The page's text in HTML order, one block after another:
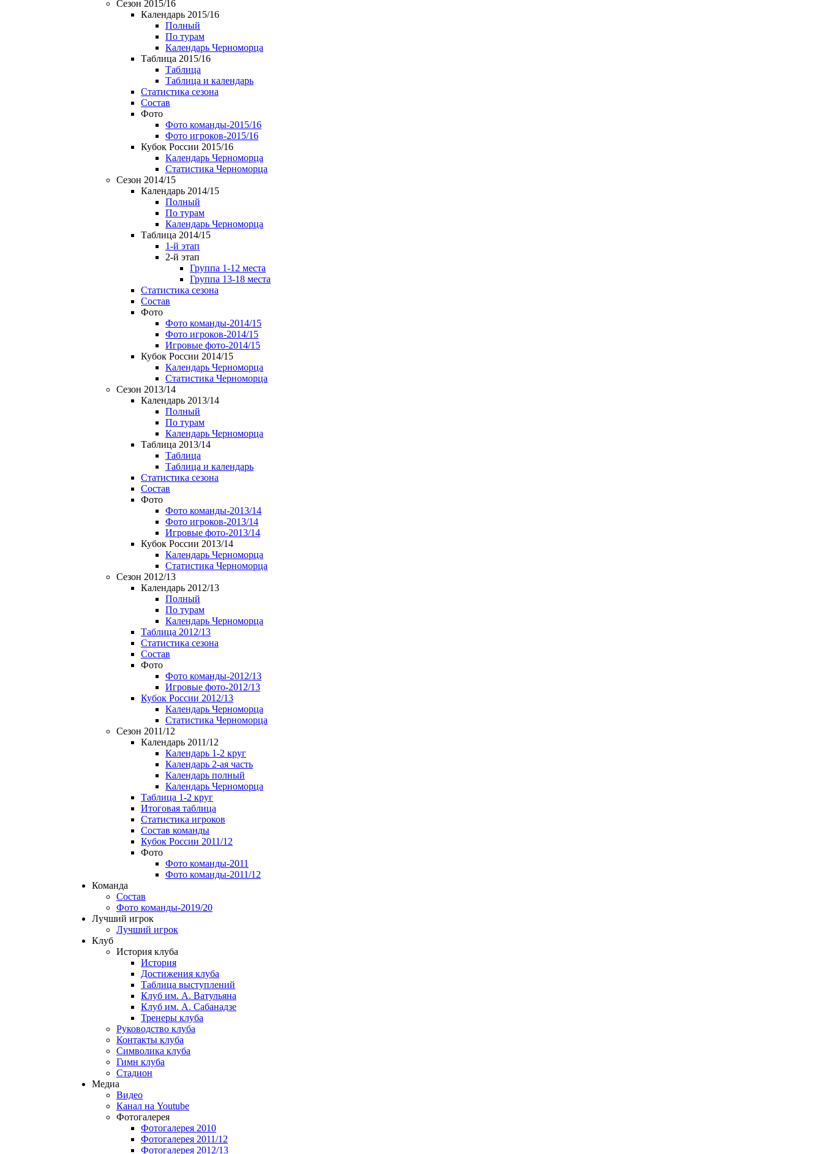
Сезон 2015/16
Календарь 2015/16
Полный
По турам
Календарь Черноморца
Таблица 2015/16
Таблица
Таблица и календарь
Статистика сезона
Состав
Фото
Фото команды-2015/16
Фото игроков-2015/16
Кубок России 2015/16
Календарь Черноморца
Статистика Черноморца
Сезон 2014/15
Календарь 2014/15
Полный
По турам
Календарь Черноморца
Таблица 2014/15
1-й этап
2-й этап
Группа 1-12 места
Группа 13-18 места
Статистика сезона
Состав
Фото
Фото команды-2014/15
Фото игроков-2014/15
Игровые фото-2014/15
Кубок России 2014/15
Календарь Черноморца
Статистика Черноморца
Сезон 2013/14
Календарь 2013/14
Полный
По турам
Календарь Черноморца
Таблица 2013/14
Таблица
Таблица и календарь
Статистика сезона
Состав
Фото
Фото команды-2013/14
Фото игроков-2013/14
Игровые фото-2013/14
Кубок России 2013/14
Календарь Черноморца
Статистика Черноморца
Сезон 2012/13
Календарь 2012/13
Полный
По турам
Календарь Черноморца
Таблица 2012/13
Статистика сезона
Состав
Фото
Фото команды-2012/13
Игровые фото-2012/13
Кубок России 2012/13
Календарь Черноморца
Статистика Черноморца
Сезон 2011/12
Календарь 2011/12
Календарь 1-2 круг
Календарь 2-ая часть
Календарь полный
Календарь Черноморца
Таблица 1-2 круг
Итоговая таблица
Статистика игроков
Состав команды
Кубок России 2011/12
Фото
Фото команды-2011
Фото команды-2011/12
Команда
Состав
Фото команды-2019/20
Лучший игрок
Лучший игрок
Клуб
История клуба
История
Достижения клуба
Таблица выступлений
Клуб им. А. Ватульяна
Клуб им. А. Сабанадзе
Тренеры клуба
Руководство клуба
Контакты клуба
Символика клуба
Гимн клуба
Стадион
Медиа
Видео
Канал на Youtube
Фотогалерея
Фотогалерея 2010
Фотогалерея 2011/12
Фотогалерея 2012/13